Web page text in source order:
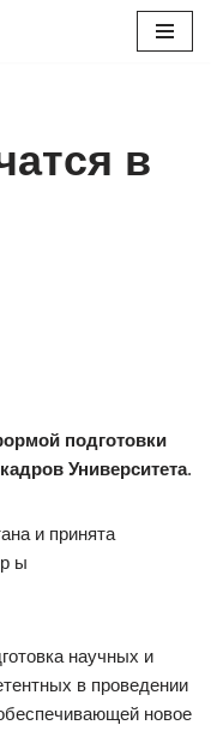
в
подготовки
Университета.
и принята
ы
научных и
в проведении
новое